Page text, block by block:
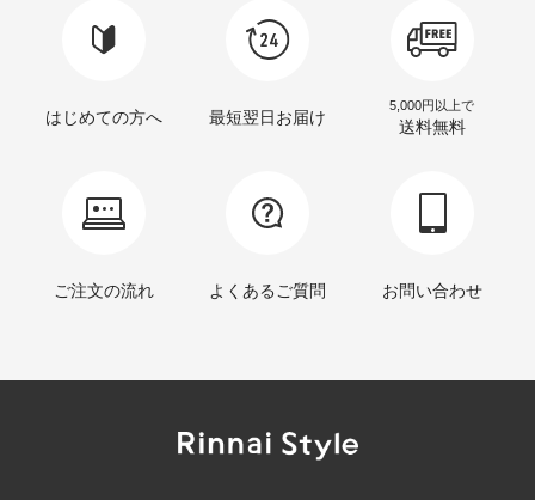
はじめての方へ 最短翌日お届け
5,000円以上で
送料無料
ご注文の流れ よくあるご質問 お問い合わせ